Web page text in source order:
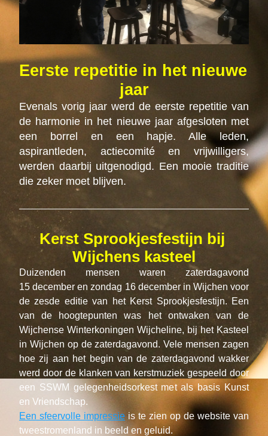
Eerste repetitie in het nieuwe
jaar
Evenals vorig jaar werd de eerste repetitie van
de harmonie in het nieuwe jaar afgesloten met
een borrel en een hapje. Alle leden,
aspirantleden, actiecomité en vrijwilligers,
werden daarbij uitgenodigd. Een mooie traditie
die zeker moet blijven.
Kerst Sprookjesfestijn bij
Wijchens kasteel
Duizenden mensen waren zaterdagavond
15 december en zondag 16 december in Wijchen voor
de zesde editie van het Kerst Sprookjesfestijn. Een
van de hoogtepunten was het ontwaken van de
Wijchense Winterkoningen Wijcheline, bij het Kasteel
in Wijchen op de zaterdagavond. Vele mensen zagen
hoe zij aan het begin van de zaterdagavond wakker
werd door de klanken van kerstmuziek gespeeld door
een SSWM gelegenheidsorkest met als basis Kunst
en Vriendschap.
Een sfeervolle impressie is te zien op de website van
tweestromenland in beeld en geluid.